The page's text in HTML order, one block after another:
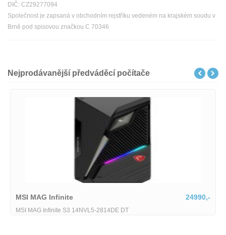
DIČ: CZ29277094
Společnost je zapsaná v obchodním rejstříku vedeném na krajském soudu v
Brně pod spisovou značkou C 70346
Nejprodávanější předváděcí počítače
MSI MAG Infinite 24990,-
MSI MAG Infinite S3 14NVL5-2814DE DT